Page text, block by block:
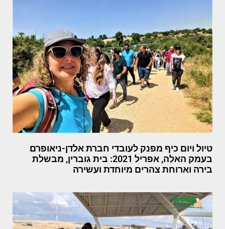
טיול ויום כיף מפנק לעובדי חברת אלדן-ניאופרם
בעמק האלה, אפריל 2021: בית גוברין, מבשלת
בירה וארוחת צהרים מיוחדת ועשירה